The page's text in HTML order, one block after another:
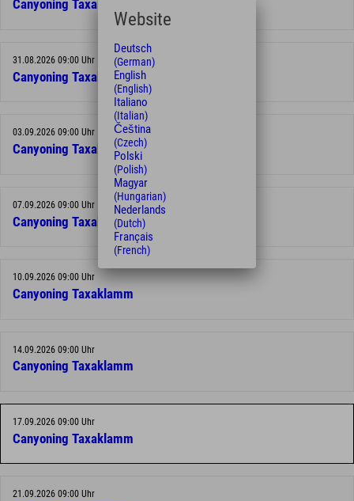
Canyoning Taxaklamm
31.08.2026 09:00 Uhr
Canyoning Taxaklamm
03.09.2026 09:00 Uhr
Canyoning Taxaklamm
07.09.2026 09:00 Uhr
Canyoning Taxaklamm
10.09.2026 09:00 Uhr
Canyoning Taxaklamm
14.09.2026 09:00 Uhr
Canyoning Taxaklamm
17.09.2026 09:00 Uhr
Canyoning Taxaklamm
21.09.2026 09:00 Uhr
Website
Deutsch
(German)
English
(English)
Italiano
(Italian)
Čeština
(Czech)
Polski
(Polish)
Magyar
(Hungarian)
Nederlands
(Dutch)
Français
(French)